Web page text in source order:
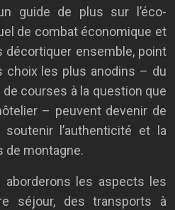
guide de plus sur l’éco-
de combat économique et
décortiquer ensemble, point
choix les plus anodins – du
courses à la question que
– peuvent devenir de
l’authenticité et la
de montagne.
aborderons les aspects les
séjour, des transports à